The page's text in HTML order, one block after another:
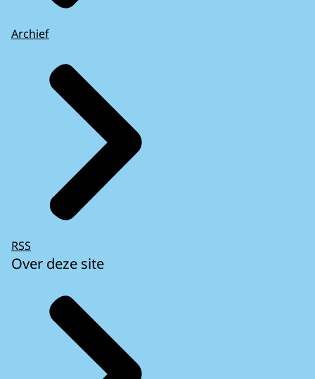
Archief
RSS
Over deze site